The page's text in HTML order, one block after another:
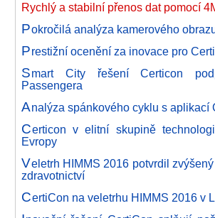
Rychlý a stabilní přenos dat pomocí
Pokročilá analýza kamerového
Prestižní ocenění za inovace pro
Smart City řešení Certicon
Passengera
Analýza spánkového cyklu s aplikací
Certicon v elitní skupině
Evropy
Veletrh HIMMS 2016 potvrdil
zdravotnictví
CertiCon na veletrhu HIMMS 2016 v